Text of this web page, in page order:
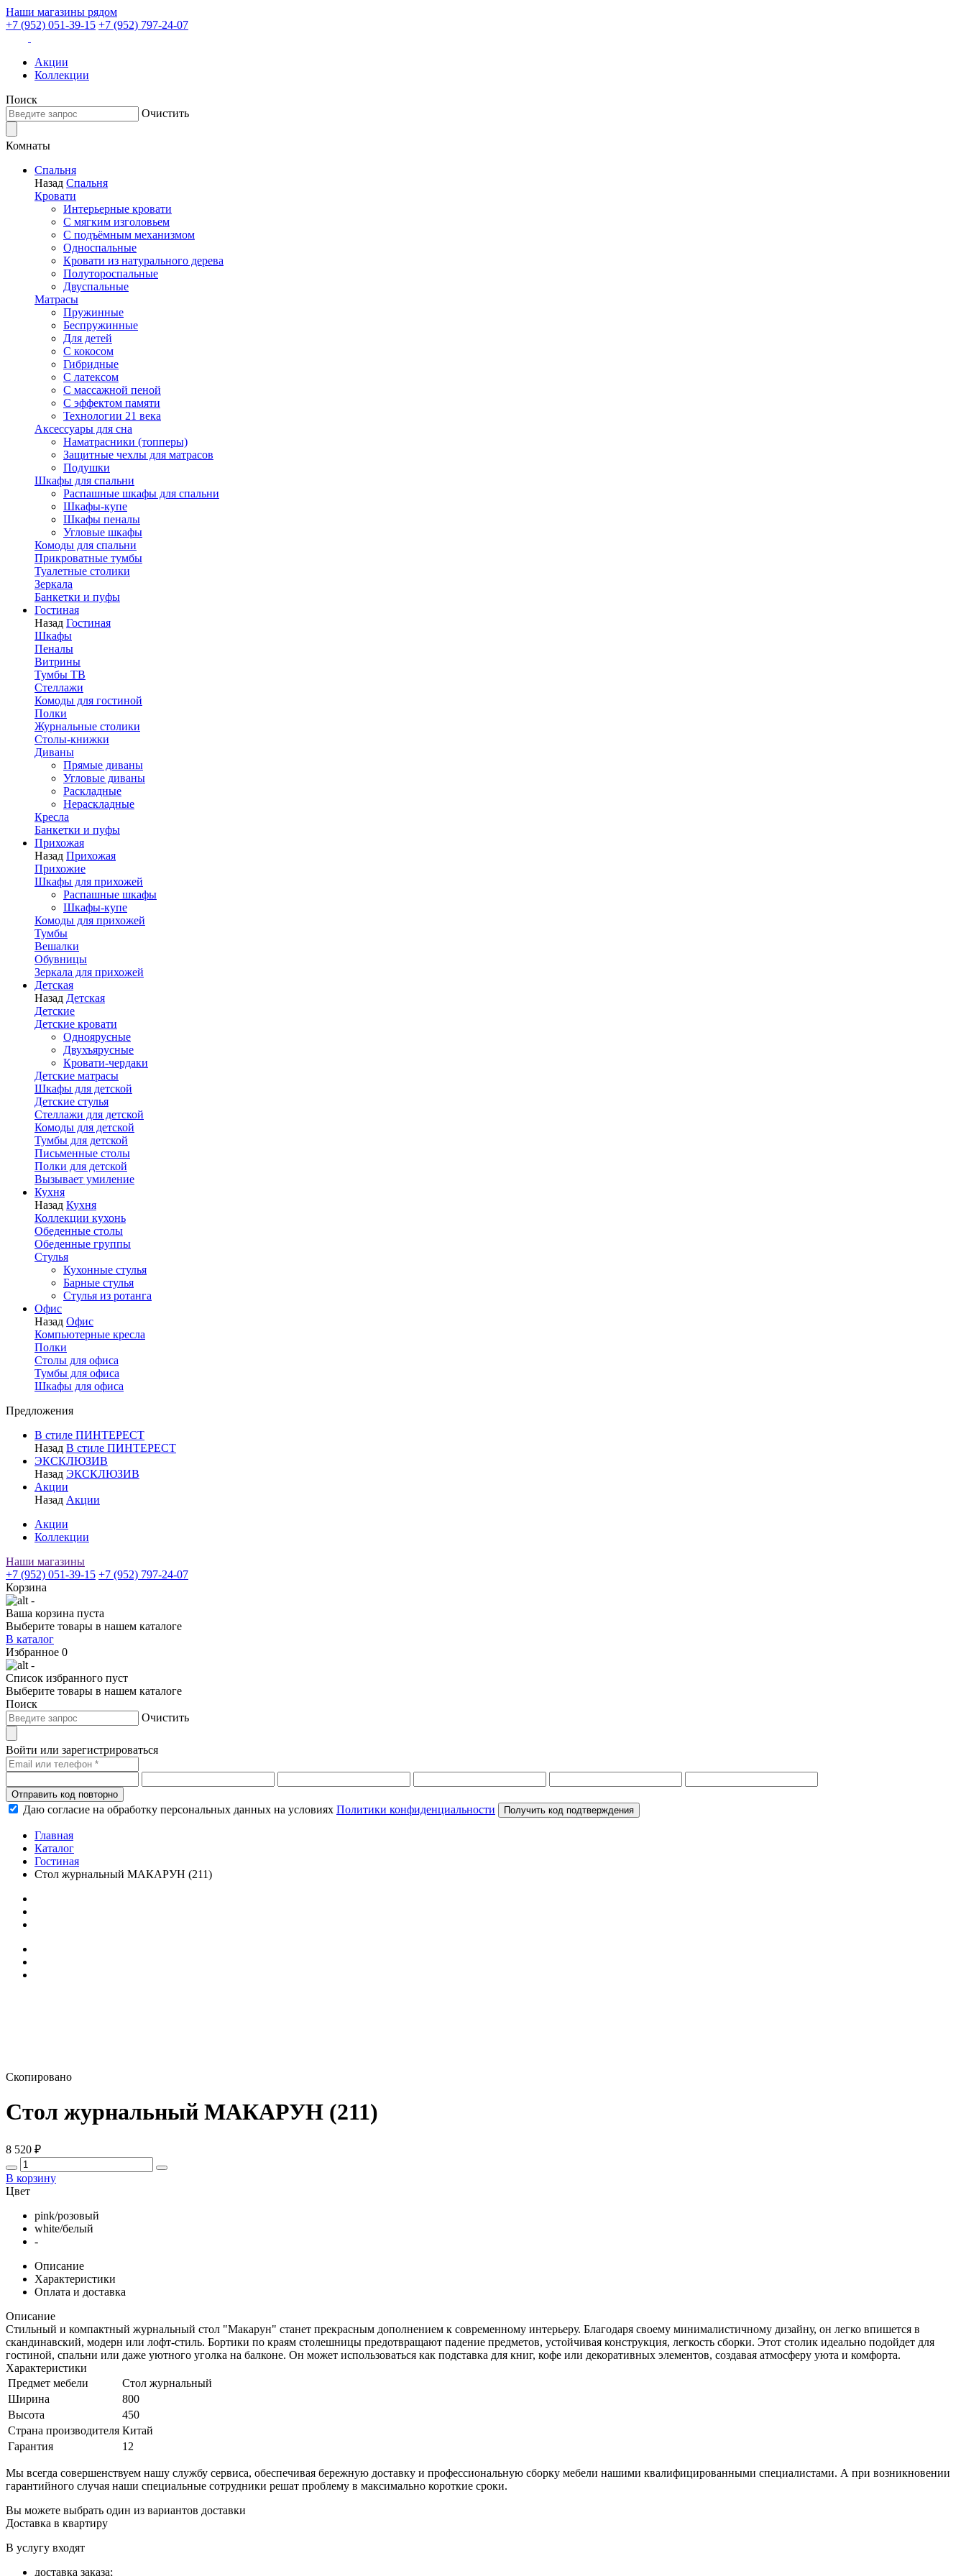
Наши магазины рядом
+7 (952) 051-39-15 +7 (952) 797-24-07
Акции
Коллекции
Поиск
Очистить
Комнаты
Спальня
Назад Спальня
Кровати
Интерьерные кровати
С мягким изголовьем
С подъёмным механизмом
Односпальные
Кровати из натурального дерева
Полутороспальные
Двуспальные
Матрасы
Пружинные
Беспружинные
Для детей
C кокосом
Гибридные
С латексом
С массажной пеной
С эффектом памяти
Технологии 21 века
Аксессуары для сна
Наматрасники (топперы)
Защитные чехлы для матрасов
Подушки
Шкафы для спальни
Распашные шкафы для спальни
Шкафы-купе
Шкафы пеналы
Угловые шкафы
Комоды для спальни
Прикроватные тумбы
Туалетные столики
Зеркала
Банкетки и пуфы
Гостиная
Назад Гостиная
Шкафы
Пеналы
Витрины
Тумбы ТВ
Стеллажи
Комоды для гостиной
Полки
Журнальные столики
Столы-книжки
Диваны
Прямые диваны
Угловые диваны
Раскладные
Нераскладные
Кресла
Банкетки и пуфы
Прихожая
Назад Прихожая
Прихожие
Шкафы для прихожей
Распашные шкафы
Шкафы-купе
Комоды для прихожей
Тумбы
Вешалки
Обувницы
Зеркала для прихожей
Детская
Назад Детская
Детские
Детские кровати
Одноярусные
Двухъярусные
Кровати-чердаки
Детские матрасы
Шкафы для детской
Детские стулья
Стеллажи для детской
Комоды для детской
Тумбы для детской
Письменные столы
Полки для детской
Вызывает умиление
Кухня
Назад Кухня
Коллекции кухонь
Обеденные столы
Обеденные группы
Стулья
Кухонные стулья
Барные стулья
Стулья из ротанга
Офис
Назад Офис
Компьютерные кресла
Полки
Столы для офиса
Тумбы для офиса
Шкафы для офиса
Предложения
В стиле ПИНТЕРЕСТ
Назад В стиле ПИНТЕРЕСТ
ЭКСКЛЮЗИВ
Назад ЭКСКЛЮЗИВ
Акции
Назад Акции
Акции
Коллекции
Наши магазины
+7 (952) 051-39-15 +7 (952) 797-24-07
Корзина
-
Ваша корзина пуста
Выберите товары в нашем каталоге
В каталог
Избранное 0
-
Список избранного пуст
Выберите товары в нашем каталоге
Поиск
Очистить
Войти или зарегистрироваться
Отправить код повторно
Даю согласие на обработку персональных данных на условиях Политики конфиденциальности Получить код подтверждения
Главная
Каталог
Гостиная
Стол журнальный МАКАРУН (211)
Скопировано
Стол журнальный МАКАРУН (211)
8 520 ₽
В корзину
Цвет
pink/розовый
white/белый
-
Описание
Характеристики
Оплата и доставка
Описание
Стильный и компактный журнальный стол "Макарун" станет прекрасным дополнением к современному интерьеру. Благодаря своему минималистичному дизайну, он легко впишется в
скандинавский, модерн или лофт-стиль. Бортики по краям столешницы предотвращают падение предметов, устойчивая конструкция, легкость сборки. Этот столик идеально подойдет для
гостиной, спальни или даже уютного уголка на балконе. Он может использоваться как подставка для книг, кофе или декоративных элементов, создавая атмосферу уюта и комфорта.
Характеристики
Предмет мебели
Стол журнальный
Ширина
800
Высота
450
Страна производителя Китай
Гарантия
12
Мы всегда совершенствуем нашу службу сервиса, обеспечивая бережную доставку и профессиональную сборку мебели нашими квалифицированными специалистами. А при возникновении
гарантийного случая наши специальные сотрудники решат проблему в максимально короткие сроки.
Вы можете выбрать один из вариантов доставки
Доставка в квартиру
В услугу входят
доставка заказа;